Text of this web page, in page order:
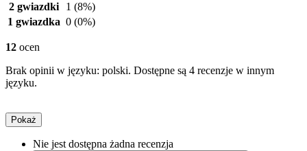
2 gwiazdki
1 (8%)
1 gwiazdka 0 (0%)
12 ocen
Brak opinii w języku: polski. Dostępne są 4 recenzje w innym
języku.
Pokaż
Nie jest dostępna żadna recenzja